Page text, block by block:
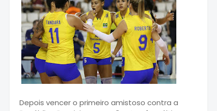
Depois vencer o primeiro amistoso contra a